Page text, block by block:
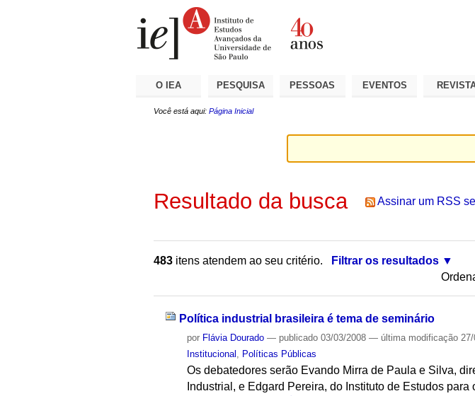
O IEA PESQUISA PESSOAS EVENTOS
Você está aqui: Página Inicial
Resultado da busca Assinar um RSS
483 itens atendem ao seu critério.
Filtrar os resultados
Política industrial brasileira é tema de seminário
por Flávia Dourado — publicado 03/03/2008— última modificação
Institucional
Políticas Públicas
Os debatedores serão Evando Mirra de Paula e Silva,
Industrial, e Edgard Pereira, do Instituto de Estudos